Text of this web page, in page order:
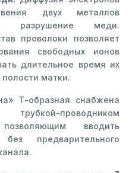
двух металлов
разрушение меди.
проволоки позволяет
свободных ионов
длительное время их
матки.
Т-образная снабжена
проводником
вводить
предварительного